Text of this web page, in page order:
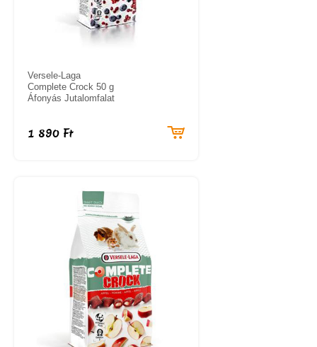
Versele-Laga
Complete Crock 50 g
Áfonyás Jutalomfalat
1 890 Ft